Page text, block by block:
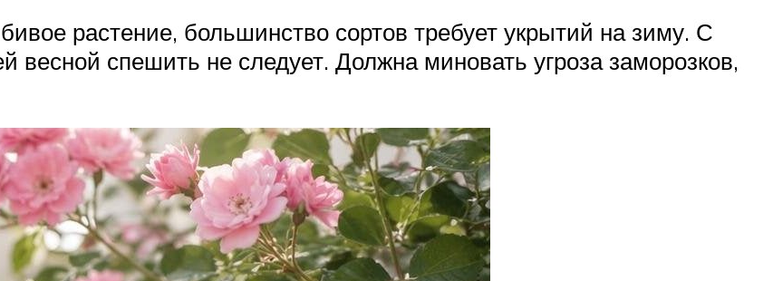
растение, большинство сортов требует укрытий на зиму. С
весной спешить не следует. Должна миновать угроза заморозков,